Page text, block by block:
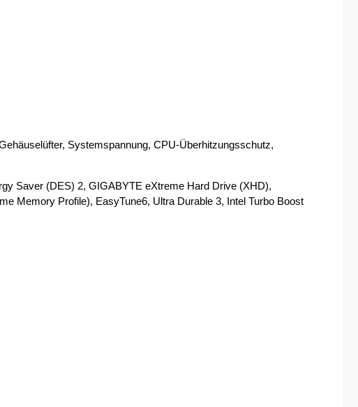
Systemspannung, CPU-Überhitzungsschutz,
Saver (DES) 2, GIGABYTE eXtreme Hard Drive (XHD),
Memory Profile), EasyTune6, Ultra Durable 3, Intel Turbo Boost